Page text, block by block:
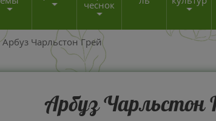
чеснок
Арбуз Чарльстон Грей
Арбуз Чарльстон